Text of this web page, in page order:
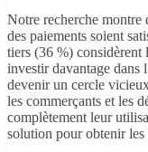
Notre recherche montre
des paiements soient
tiers (36 %) considèrent
investir davantage dans
devenir un cercle
les commerçants et les
complètement leur
solution pour obtenir